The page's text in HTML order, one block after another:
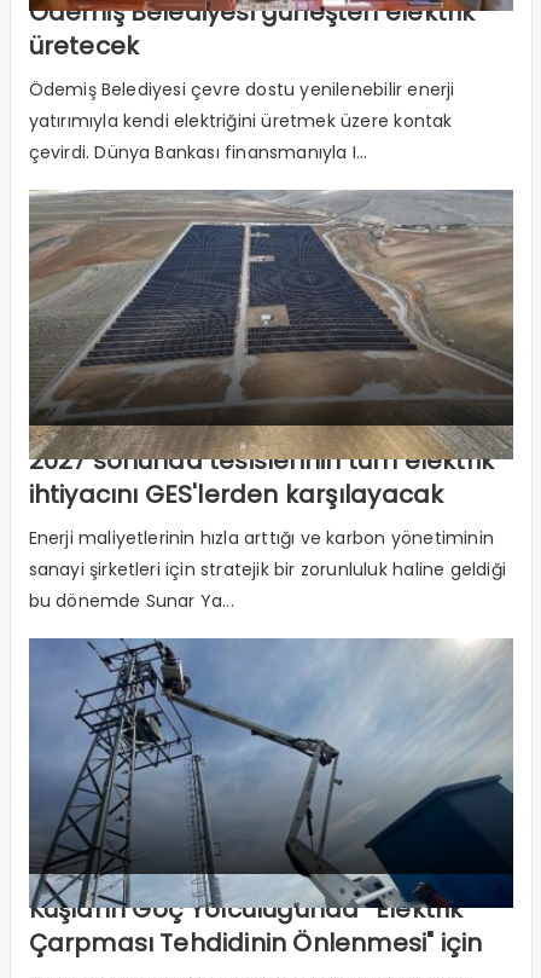
Ödemiş Belediyesi güneşten elektrik
üretecek
Ödemiş Belediyesi çevre dostu yenilenebilir enerji
yatırımıyla kendi elektriğini üretmek üzere kontak
çevirdi. Dünya Bankası finansmanıyla I...
2027 sonunda tesislerinin tüm elektrik
ihtiyacını GES'lerden karşılayacak
Enerji maliyetlerinin hızla arttığı ve karbon yönetiminin
sanayi şirketleri için stratejik bir zorunluluk haline geldiği
bu dönemde Sunar Ya...
Kuşların Göç Yolculuğunda “Elektrik
Çarpması Tehdidinin Önlenmesi" için